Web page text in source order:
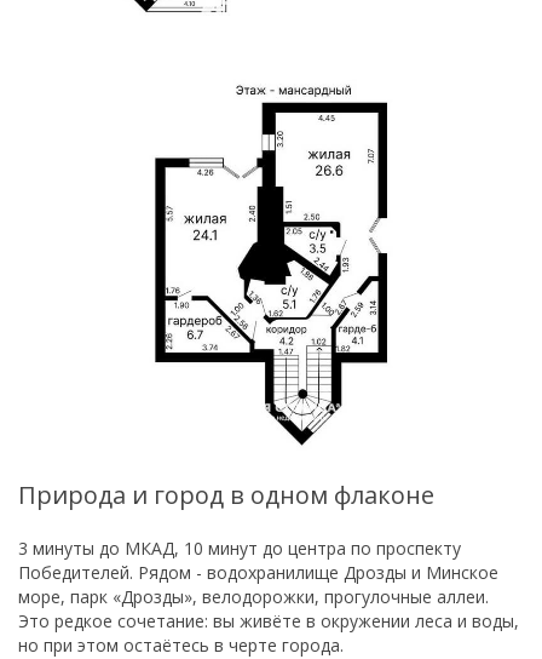
Природа и город в одном флаконе
3 минуты до МКАД, 10 минут до центра по проспекту
Победителей. Рядом - водохранилище Дрозды и Минское
море, парк «Дрозды», велодорожки, прогулочные аллеи.
Это редкое сочетание: вы живёте в окружении леса и воды,
но при этом остаётесь в черте города.
Для обеспечения удобства пользователей сайта
используются cookies
Принять
Отклонить